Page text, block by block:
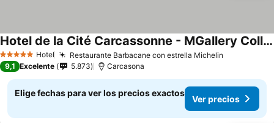
5 Estrellas Hotel Restaurante Barbacane con estrella Michelin
Hotel de la Cité Carcassonne - MGallery Collection
Ver precios
9,1 Excelente 5.873 Carcasona
Elige fechas para ver los precios exactos
Ver precios